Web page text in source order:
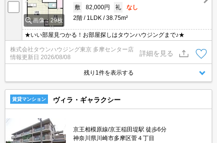
画像：29枚
敷
82,000円 礼
なし
2階
1LDK 38.75m²
★いい部屋見つかる！お部屋探しはタウンハウジングまで♪★
株式会社タウンハウジング東京 多摩センター店
情報更新日 2026/08/08
詳細を見る
残り1件を表示する
賃貸マンション ヴィラ・ギャラクシー
京王相模原線/京王稲田堤駅 徒歩6分
神奈川県川崎市多摩区菅４丁目